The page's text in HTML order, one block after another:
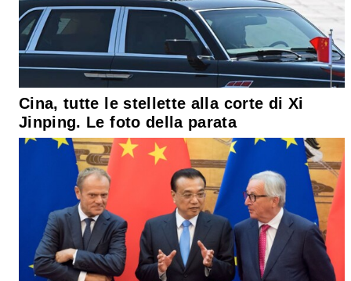
Cina, tutte le stellette alla corte di Xi
Jinping. Le foto della parata